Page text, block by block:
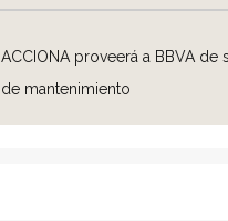
ACCIONA proveerá a BBVA de
de mantenimiento